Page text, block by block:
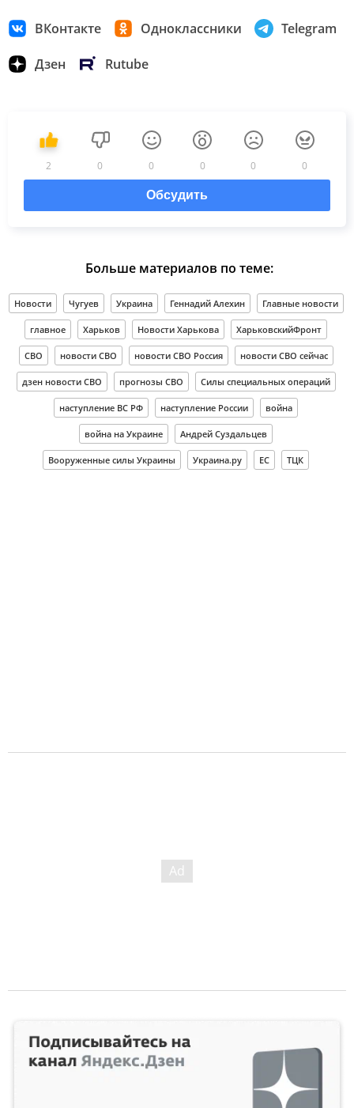
ВКонтакте Одноклассники Telegram
Дзен Rutube
2 0 0 0 0 0
Обсудить
Больше материалов по теме:
Новости Чугуев Украина Геннадий Алехин Главные новости
главное Харьков Новости Харькова ХарьковскийФронт
СВО новости СВО новости СВО Россия новости СВО сейчас
дзен новости СВО прогнозы СВО Силы специальных операций
наступление ВС РФ наступление России война
война на Украине Андрей Суздальцев
Вооруженные силы Украины Украина.ру ЕС ТЦК